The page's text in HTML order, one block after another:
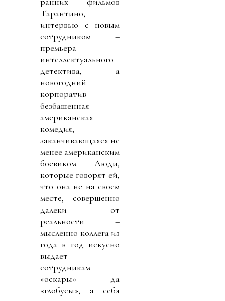
Тарантино,
интервью с новым
сотрудником –
премьера
интеллектуального
детектива, а
новогодний
корпоратив –
безбашенная
американская
комедия,
заканчивающаяся не
менее американским
боевиком. Люди,
которые говорят ей,
что она не на своем
месте, совершенно
далеки от
реальности –
мысленно коллега из
года в год искусно
выдает
сотрудникам
«оскары» да
«глобусы», а себя